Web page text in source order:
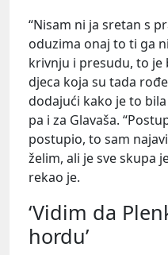
“Nisam ni ja sretan s
oduzima onaj to ti ga
krivnju i presudu, to je
djeca koja su tada
dodajući kako je to
pa i za Glavaša.
postupio, to sam
želim, ali je sve skupa
rekao je.
‘Vidim da
hordu’